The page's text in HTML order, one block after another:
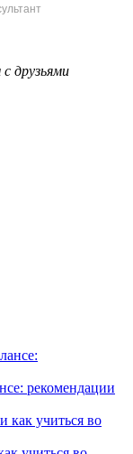
друзьями
рекомендации